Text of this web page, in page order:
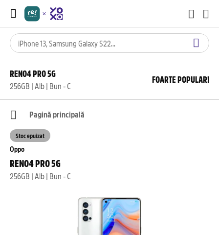
RENO4 PRO 5G
256GB | Alb | Bun - C
FOARTE POPULAR!
Pagină principală
Oppo
RENO4 PRO 5G
256GB | Alb | Bun - C
Stoc epuizat